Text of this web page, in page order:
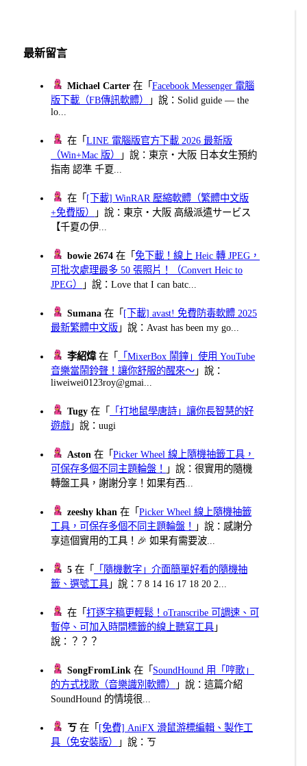
最新留言
Michael Carter 在「Facebook Messenger 電腦
版下載（FB傳訊軟體）
」說：Solid guide — the
lo...
在「LINE 電腦版官方下載 2026 最新版
（Win+Mac 版）
」說：東京・大阪 日本女生預約
指南 認準 千夏...
在「 [下載] WinRAR 壓縮軟體（繁體中文版
+免費版）
」說：東京・大阪 高級派遣サービス
【千夏の伊...
bowie 2674 在「免下載！線上 Heic 轉 JPEG，
可批次處理最多 50 張照片！（Convert Heic to
JPEG）
」說：Love that I can batc...
Sumana 在「 [下載] avast! 免費防毒軟體 2025
最新繁體中文版 」說：Avast has been my go...
李紹煒在「
「MixerBox 鬧鐘」使用 YouTube
音樂當鬧鈴聲！讓你舒服的醒來～ 」說：
liweiwei0123roy@gmai...
Tugy 在「
「打地鼠學唐詩」讓你長智慧的好
遊戲 」說：uugi
Aston 在「Picker Wheel 線上隨機抽籤工具，
可保存多個不同主題輪盤！
」說：很實用的隨機
轉盤工具，謝謝分享！如果有西...
zeeshy khan 在「Picker Wheel 線上隨機抽籤
工具，可保存多個不同主題輪盤！
」說：感謝分
享這個實用的工具！🎉 如果有需要波...
5 在「
「隨機數字」介面簡單好看的隨機抽
籤、選號工具 」說：7 8 14 16 17 18 20 2...
在「打逐字稿更輕鬆！oTranscribe 可調速、可
暫停、可加入時間標籤的線上聽寫工具 」
說：？？？
SongFromLink 在「 SoundHound 用「哼歌」
的方式找歌（音樂識別軟體）
」說：這篇介紹
SoundHound 的情境很...
ㄎ 在「 [免費] AniFX 滑鼠游標編輯、製作工
具（免安裝版）
」說：ㄎ